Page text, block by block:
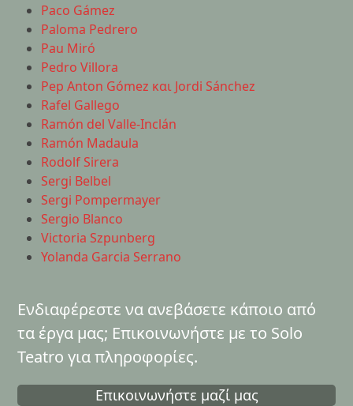
Paco Gámez
Paloma Pedrero
Pau Miró
Pedro Villora
Pep Anton Gómez και Jordi Sánchez
Rafel Gallego
Ramón del Valle-Inclán
Ramón Madaula
Rodolf Sirera
Sergi Belbel
Sergi Pompermayer
Sergio Blanco
Victoria Szpunberg
Yolanda Garcia Serrano
Ενδιαφέρεστε να ανεβάσετε κάποιο από
τα έργα μας; Επικοινωνήστε με το Solo
Teatro για πληροφορίες.
Επικοινωνήστε μαζί μας